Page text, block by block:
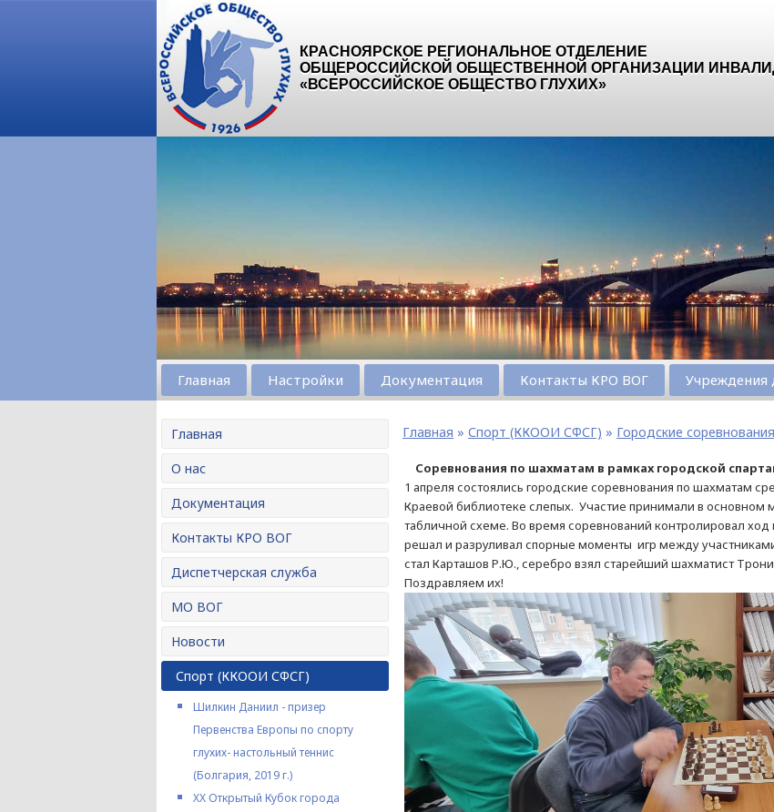
КРАСНОЯРСКОЕ РЕГИОНАЛЬНОЕ ОТДЕЛЕНИЕ
ОБЩЕРОССИЙСКОЙ ОБЩЕСТВЕННОЙ ОРГАНИЗАЦИИ
«ВСЕРОССИЙСКОЕ ОБЩЕСТВО ГЛУХИХ»
Главная Настройки Документация Контакты КРО ВОГ Учреждения
Главная
О нас
Документация
Контакты КРО ВОГ
Диспетчерская служба
МО ВОГ
Новости
Спорт (ККООИ СФСГ)
Шилкин Даниил - призер
Первенства Европы по спорту
глухих- настольный теннис
(Болгария, 2019 г.)
XX Открытый Кубок города
Главная » Спорт (ККООИ СФСГ) » Городские
Соревнования по шахматам в рамках городской
1 апреля состоялись городские соревнования по шахматам
Краевой библиотеке слепых. Участие принимали в основном
табличной схеме. Во время соревнований контролировал
решал и разруливал спорные моменты игр между
стал Карташов Р.Ю., серебро взял старейший шахматист
Поздравляем их!